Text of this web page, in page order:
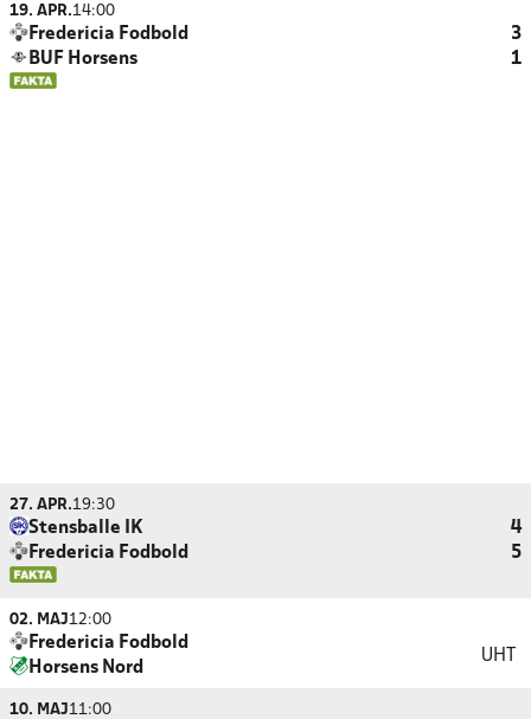
19. APR.14:00
Fredericia Fodbold
3
BUF Horsens
1
27. APR.19:30
Stensballe IK
4
Fredericia Fodbold
5
02. MAJ12:00
Fredericia Fodbold
Horsens Nord
UHT
10. MAJ11:00